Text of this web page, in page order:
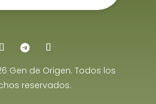
Gen de Origen. Todos los
reservados.